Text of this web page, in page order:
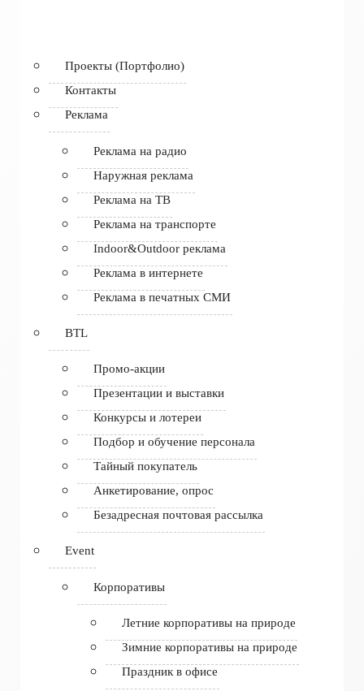
Проекты (Портфолио)
Контакты
Реклама
Реклама на радио
Наружная реклама
Реклама на ТВ
Реклама на транспорте
Indoor&Outdoor реклама
Реклама в интернете
Реклама в печатных СМИ
BTL
Промо-акции
Презентации и выставки
Конкурсы и лотереи
Подбор и обучение персонала
Тайный покупатель
Анкетирование, опрос
Безадресная почтовая рассылка
Event
Корпоративы
Летние корпоративы на природе
Зимние корпоративы на природе
Праздник в офисе